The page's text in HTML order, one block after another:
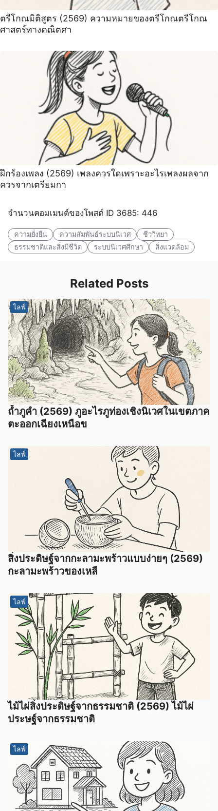
ตรีโกณมิติสูตร (2569) ความหมายของตรีโกณตรีโกณ
ศาสตร์ทางคณิตศา
ฝึกร้องเพลง (2569) เพลงควรใดเพราะอะไรเพลงผลจาก
ควรจากเตรียมกา
จำนวนคอมเมนต์ของโพสต์ ID 3685: 446
ความยั่งยืน ความสัมพันธ์ระบบนิเวศ
ชีววิทยา
ธรรมชาติและสิ่งมีชีวิต
ระบบนิเวศศึกษา สิ่งแวดล้อม
Related Posts
ไลฟ์
ถ้ำภูคำ (2569) ภูอะไรภูท่องเชิงนิเวศในเขตภาค
ตะออกเฉียงเหนือข
ไลฟ์
สิ่งประดิษฐ์จากกะลามะพร้าวแบบง่ายๆ (2569)
กะลามะพร้าวของเหลื
ไลฟ์
ไม้ไผ่สิ่งประดิษฐ์จากธรรมชาติ (2569) ไม้ไผ่
ประษฐ์จากธรรมชาติ
ไลฟ์